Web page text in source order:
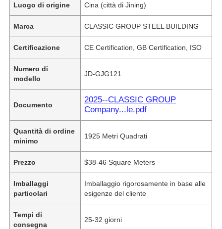
Luogo di origine Cina (città di Jining)
Marca CLASSIC GROUP STEEL BUILDING
Certificazione CE Certification, GB Certification, ISO
Numero di
modello
JD-GJG121
Documento
2025--CLASSIC GROUP
Company...le.pdf
Quantità di ordine
minimo
1925 Metri Quadrati
Prezzo $38-46 Square Meters
Imballaggi
particolari
Imballaggio rigorosamente in base alle
esigenze del cliente
Tempi di
consegna
25-32 giorni